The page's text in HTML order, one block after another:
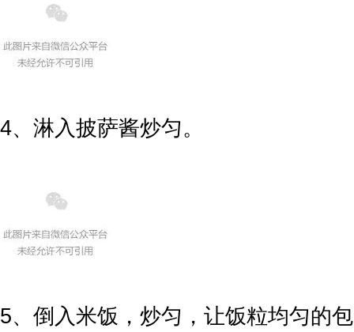
4、淋入披萨酱炒匀。
5、倒入米饭，炒匀，让饭粒均匀的